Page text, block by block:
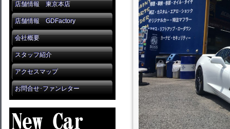
店舗情報 東京本店
店舗情報 GDFactory
会社概要
スタッフ紹介
アクセスマップ
お問合せ･ファンレター